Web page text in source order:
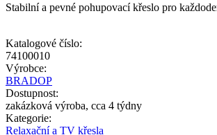
Stabilní a pevné pohupovací křeslo pro
Katalogové číslo:
74100010
Výrobce:
BRADOP
Dostupnost:
zakázková výroba, cca 4 týdny
Kategorie:
Relaxační a TV křesla